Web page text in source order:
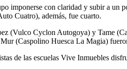
imponerse con claridad y subir a un
Cuatro), además, fue cuarto.
(Vulco Cyclon Autogoya) y Tame
(Caspolino Huesca La Magia)
de las escuelas Vive Inmuebles